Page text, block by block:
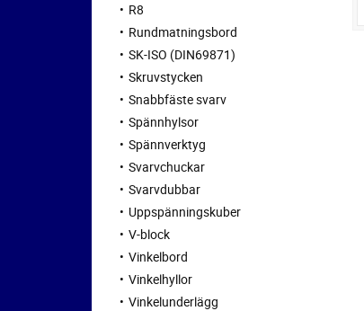
R8
Rundmatningsbord
SK-ISO (DIN69871)
Skruvstycken
Snabbfäste svarv
Spännhylsor
Spännverktyg
Svarvchuckar
Svarvdubbar
Uppspänningskuber
V-block
Vinkelbord
Vinkelhyllor
Vinkelunderlägg